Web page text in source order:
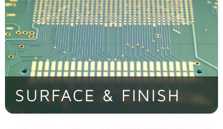
> Jetzt entdecken!
SURFACE & FINISH